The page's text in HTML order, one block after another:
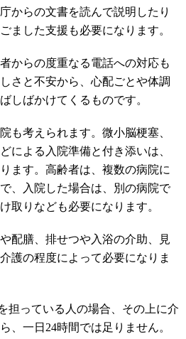
からの文書を読んで説明したり
ました支援も必要になります。
からの度重なる電話への対応も
さと不安から、心配ごとや体調
しばかけてくるものです。
も考えられます。微小脳梗塞、
による入院準備と付き添いは、
ます。高齢者は、複数の病院に
、入院した場合は、別の病院で
取りなども必要になります。
配膳、排せつや入浴の介助、見
護の程度によって必要になりま
担っている人の場合、その上に介
、一日24時間では足りません。